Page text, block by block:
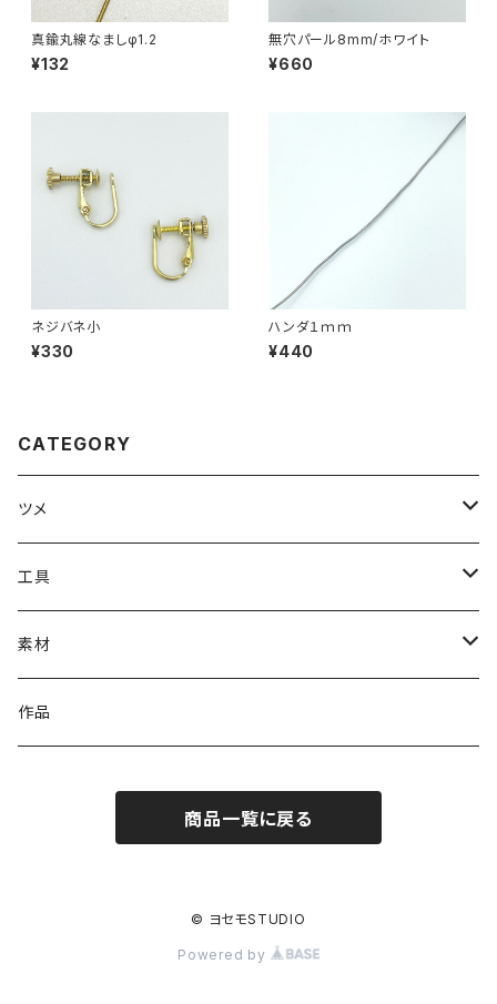
真鍮丸線なましφ1.2
¥132
無穴パール8mm/ホワイト
¥660
ネジバネ小
¥330
ハンダ１ｍｍ
¥440
CATEGORY
ツメ
#1000番台ツメ
#4100番台ツメ
#4200番台ツメ
#4328番台ツメ
工具
溶接工具（ろう付け・ハンダ付けなど）
石留工具
素材
イヤリング金具
作品
商品一覧に戻る
© ヨセモSTUDIO
Powered by